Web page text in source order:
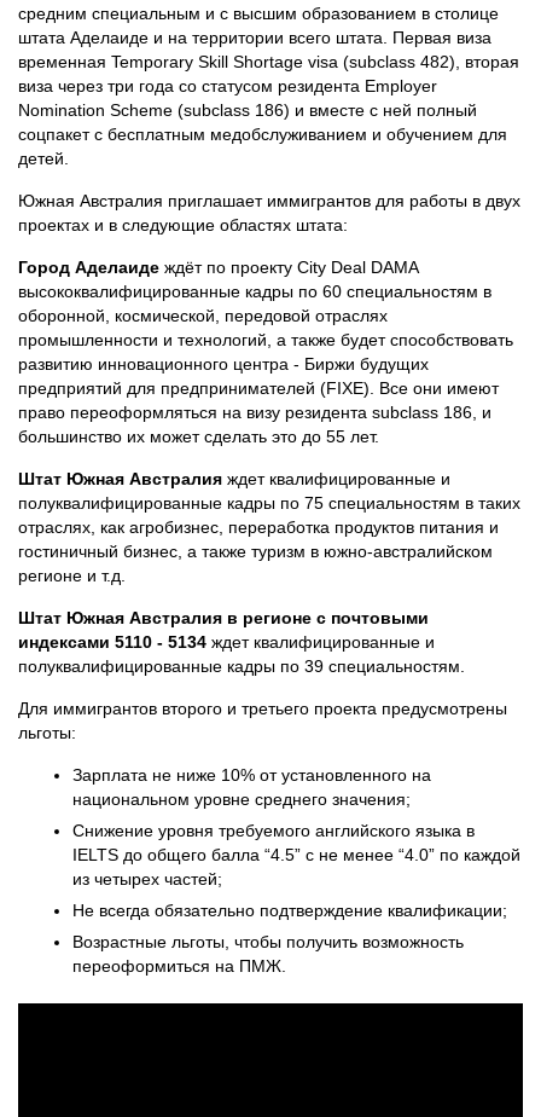
средним специальным и с высшим образованием в столице
штата Аделаиде и на территории всего штата. Первая виза
временная Temporary Skill Shortage visa (subclass 482), вторая
виза через три года со статусом резидента Employer
Nomination Scheme (subclass 186) и вместе с ней полный
соцпакет с бесплатным медобслуживанием и обучением для
детей.
Южная Австралия приглашает иммигрантов для работы в двух
проектах и в следующие областях штата:
Город Аделаиде ждёт по проекту City Deal DAMA
высококвалифицированные кадры по 60 специальностям в
оборонной, космической, передовой отраслях
промышленности и технологий, а также будет способствовать
развитию инновационного центра - Биржи будущих
предприятий для предпринимателей (FIXE). Все они имеют
право переоформляться на визу резидента subclass 186, и
большинство их может сделать это до 55 лет.
Штат Южная Австралия ждет квалифицированные и
полуквалифицированные кадры по 75 специальностям в таких
отраслях, как агробизнес, переработка продуктов питания и
гостиничный бизнес, а также туризм в южно-австралийском
регионе и т.д.
Штат Южная Австралия в регионе с почтовыми
индексами 5110 - 5134 ждет квалифицированные и
полуквалифицированные кадры по 39 специальностям.
Для иммигрантов второго и третьего проекта предусмотрены
льготы:
Зарплата не ниже 10% от установленного на
национальном уровне среднего значения;
Снижение уровня требуемого английского языка в
IELTS до общего балла “4.5” с не менее “4.0” по каждой
из четырех частей;
Не всегда обязательно подтверждение квалификации;
Возрастные льготы, чтобы получить возможность
переоформиться на ПМЖ.